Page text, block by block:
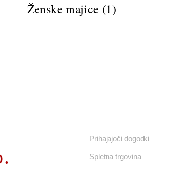
Ženske majice (1)
Prihajajoči dogodki
Spletna trgovina